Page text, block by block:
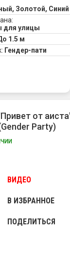
Золотой, Синий
для улицы
1.5 м
Гендер-пати
от
Party)
ВИДЕО
В ИЗБРАННОЕ
ПОДЕЛИТЬСЯ